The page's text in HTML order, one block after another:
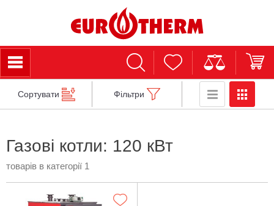
Сортувати Фільтри
Газові котли: 120 кВт
товарів в категорії 1